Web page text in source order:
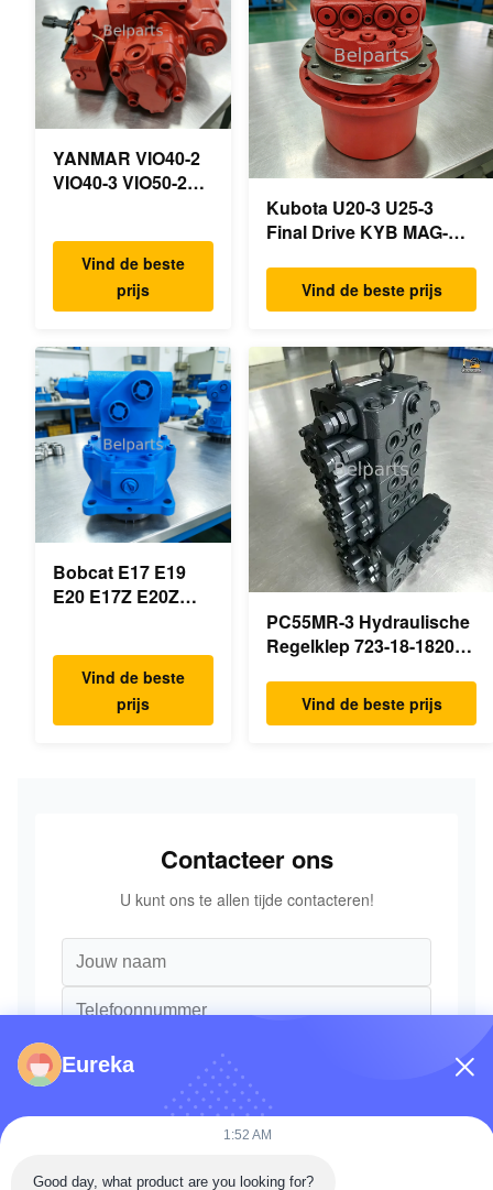
YANMAR VIO40-2
VIO40-3 VIO50-2
Hoofdhydraulische
pomp OEM
PSVD2-17E B0600-
16017
Minigraafmachine
Vind de beste
prijs
Kubota U20-3 U25-3
Final Drive KYB MAG-
Reismotor B0240-18076
RB511-61290 RB559-
mini-
graafmachineonderdelen
Vind de beste prijs
Bobcat E17 E19
E20 E17Z E20Z
7024419 Voor mini
graafmachine
Vind de beste
prijs
PC55MR-3 Hydraulische
Regelklep 723-18-18200
18202 voor KOMATSU
Graafmachine Originele
Vind de beste prijs
Contacteer ons
U kunt ons te allen tijde contacteren!
Eureka
1:52 AM
Good day, what product are you looking for?